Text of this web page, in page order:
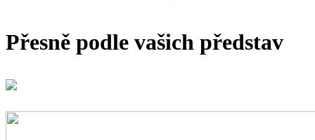
Přesně podle vašich představ